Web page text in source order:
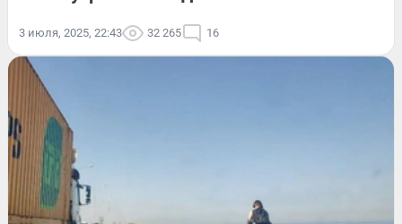
3 июля, 2025, 22:43 32 265 16